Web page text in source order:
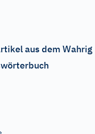
aus dem Wahrig